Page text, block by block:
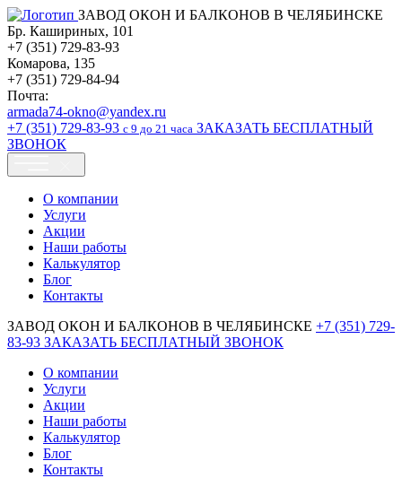
ЗАВОД ОКОН И БАЛКОНОВ В ЧЕЛЯБИНСКЕ
Бр. Кашириных, 101
+7 (351) 729-83-93
Комарова, 135
+7 (351) 729-84-94
Почта:
armada74-okno@yandex.ru
+7 (351) 729-83-93 c 9 до 21 часа ЗАКАЗАТЬ БЕСПЛАТНЫЙ
ЗВОНОК
О компании
Услуги
Акции
Наши работы
Калькулятор
Блог
Контакты
ЗАВОД ОКОН И БАЛКОНОВ В ЧЕЛЯБИНСКЕ +7 (351) 729-
83-93 ЗАКАЗАТЬ БЕСПЛАТНЫЙ ЗВОНОК
О компании
Услуги
Акции
Наши работы
Калькулятор
Блог
Контакты